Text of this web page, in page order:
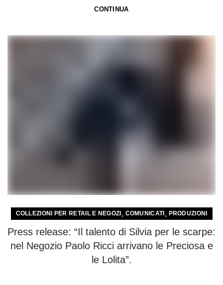
CONTINUA
COLLEZIONI PER RETAIL E NEGOZI, COMUNICATI, PRODUZIONI
Press release: “Il talento di Silvia per le scarpe:
nel Negozio Paolo Ricci arrivano le Preciosa e
le Lolita”.